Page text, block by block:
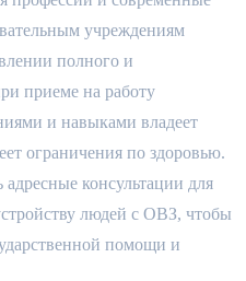
учреждениям
полного и
приеме на работу
и навыками владеет
ограничения по здоровью.
консультации для
людей с ОВЗ, чтобы
помощи и